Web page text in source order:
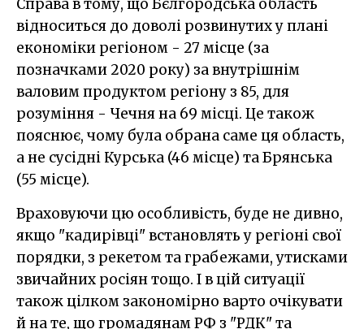
Справа в тому, що Бєлгородська область
відноситься до доволі розвинутих у плані
економіки регіоном - 27 місце (за
позначками 2020 року) за внутрішнім
валовим продуктом регіону з 85, для
розуміння - Чечня на 69 місці. Це також
пояснює, чому була обрана саме ця область,
а не сусідні Курська (46 місце) та Брянська
(55 місце).
Враховуючи цю особливість, буде не дивно,
якщо "кадирівці" встановлять у регіоні свої
порядки, з рекетом та грабежами, утисками
звичайних росіян тощо. І в цій ситуації
також цілком закономірно варто очікувати
й на те, що громадянам РФ з "РДК" та